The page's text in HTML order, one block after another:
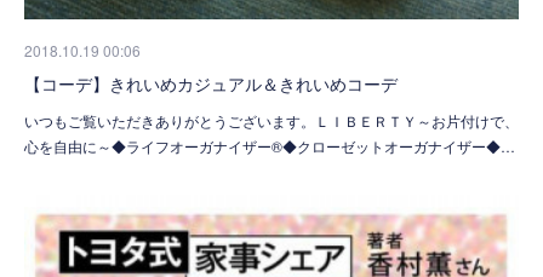
2018.10.19 00:06
【コーデ】きれいめカジュアル＆きれいめコーデ
いつもご覧いただきありがとうございます。ＬＩＢＥＲＴＹ～お片付けで、
心を自由に～◆ライフオーガナイザー®◆クローゼットオーガナイザー◆…